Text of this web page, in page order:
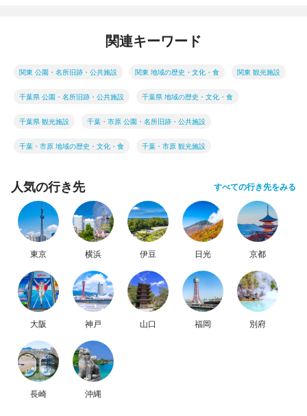
関連キーワード
関東 公園・名所旧跡・公共施設 関東 地域の歴史・文化・食 関東 観光施設
千葉県 公園・名所旧跡・公共施設 千葉県 地域の歴史・文化・食
千葉県 観光施設 千葉・市原 公園・名所旧跡・公共施設
千葉・市原 地域の歴史・文化・食 千葉・市原 観光施設
人気の行き先 すべての行き先をみる
東京 横浜 伊豆 日光 京都
大阪 神戸 山口 福岡 別府
長崎 沖縄